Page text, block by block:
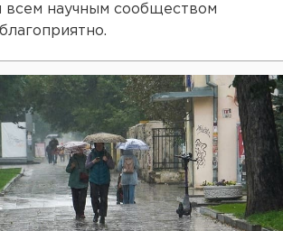
всем научным сообществом